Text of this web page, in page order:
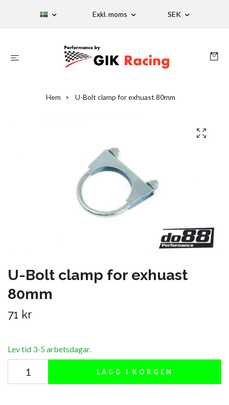
Exkl. moms SEK
Hem U-Bolt clamp for exhuast 80mm
U-Bolt clamp for exhuast
80mm
71 kr
Lev tid 3-5 arbetsdagar.
LÄGG I KORGEN